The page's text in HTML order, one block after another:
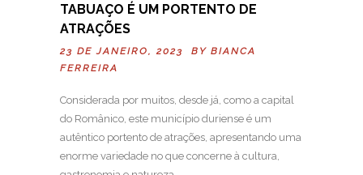
TABUAÇO É UM PORTENTO DE
ATRAÇÕES
23 DE JANEIRO, 2023 BY BIANCA
FERREIRA
Considerada por muitos, desde já, como a capital
do Românico, este município duriense é um
autêntico portento de atrações, apresentando uma
enorme variedade no que concerne à cultura,